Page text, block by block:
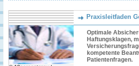
Praxisleitfaden
Optimale
Haftungsklagen,
kompetente
Patientenfragen.